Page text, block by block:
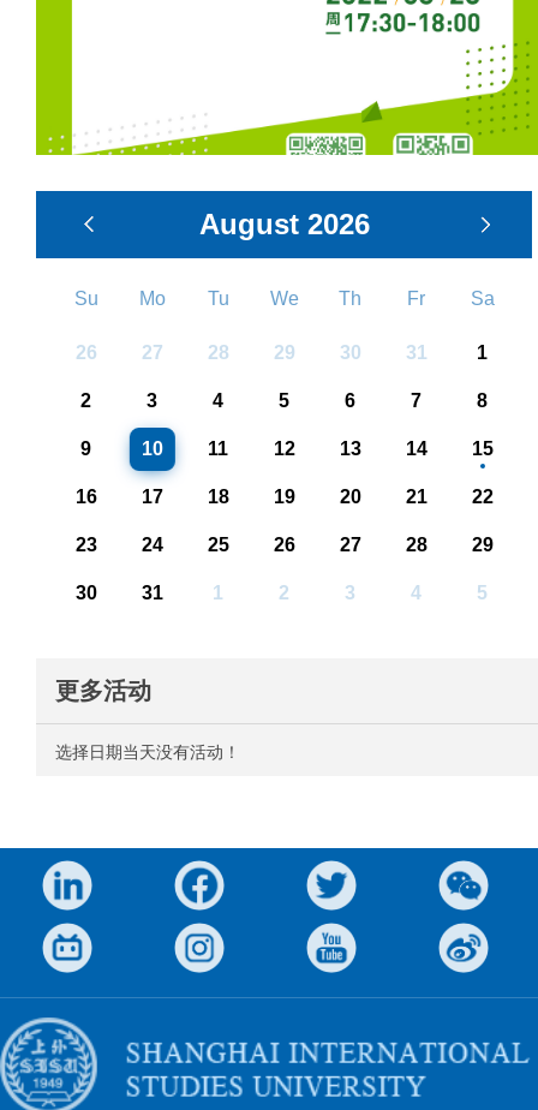
August 2026
Su Mo Tu We Th Fr Sa
26 27 28 29 30 31 1
2 3 4 5 6 7 8
9 10 11 12 13 14 15
16 17 18 19 20 21 22
23 24 25 26 27 28 29
30 31 1 2 3 4 5
更多活动
选择日期当天没有活动！